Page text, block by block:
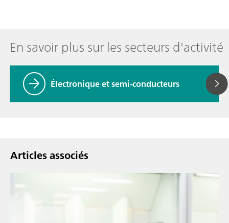
En savoir plus sur les secteurs d'activité
Électronique et semi-conducteurs
Articles associés